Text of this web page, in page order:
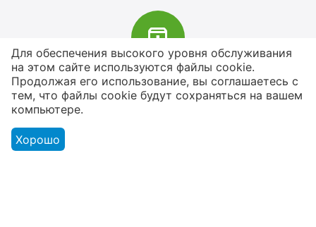
В наличии более 4000 наименований
товаров
От расходников до сценического
Для обеспечения высокого уровня обслуживания
на этом сайте используются файлы cookie.
Продолжая его использование, вы соглашаетесь с
тем, что файлы cookie будут сохраняться на вашем
компьютере.
Хорошо